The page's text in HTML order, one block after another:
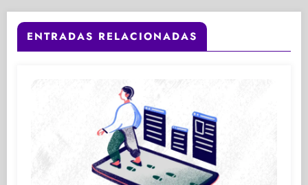
ENTRADAS RELACIONADAS